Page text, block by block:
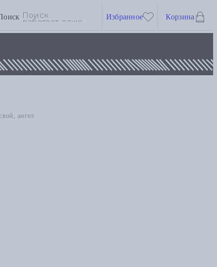
Избранное Корзина
ангел